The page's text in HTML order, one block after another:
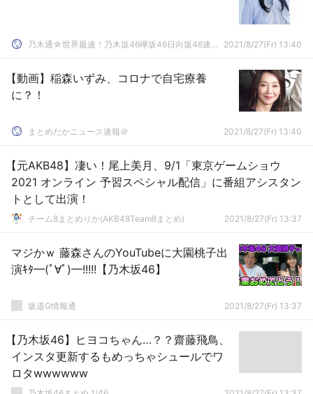
乃木通☆世界最速！乃木坂46欅坂46日向坂46速報まとめ 2021/8/27(Fr) 13:40
【動画】稲森いずみ、コロナで自宅療養
に？！
まとめだかニュース速報＠ 2021/8/27(Fr) 13:40
【元AKB48】凄い！尾上美月、9/1「東京ゲームショウ
2021 オンライン 予習スペシャル配信」に番組アシスタン
トとして出演！
チーム8まとめりか(AKB48Team8まとめ) 2021/8/27(Fr) 13:37
マジかｗ 藤森さんのYouTubeに大園桃子出
演ｷﾀ━(ﾟ∀ﾟ)━!!!!!【乃木坂46】
坂道G情報通 2021/8/27(Fr) 13:37
【乃木坂46】ヒヨコちゃん…？？齋藤飛鳥、
インスタ更新するもめっちゃシュールでワ
ロタwwwwww